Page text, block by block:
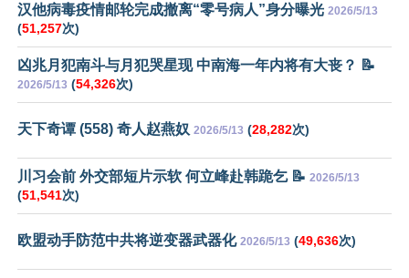
汉他病毒疫情邮轮完成撤离“零号病人”身分曝光 2026/5/13
(51,257次)
凶兆月犯南斗与月犯哭星现 中南海一年内将有大丧？ 📝
2026/5/13 (54,326次)
天下奇谭 (558) 奇人赵燕奴 2026/5/13 (28,282次)
川习会前 外交部短片示软 何立峰赴韩跪乞 📝 2026/5/13
(51,541次)
欧盟动手防范中共将逆变器武器化 2026/5/13 (49,636次)